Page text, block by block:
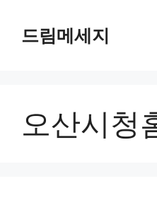
드림메세지
오산시청